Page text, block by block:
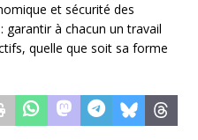
et sécurité des
garantir à chacun un travail
quelle que soit sa forme